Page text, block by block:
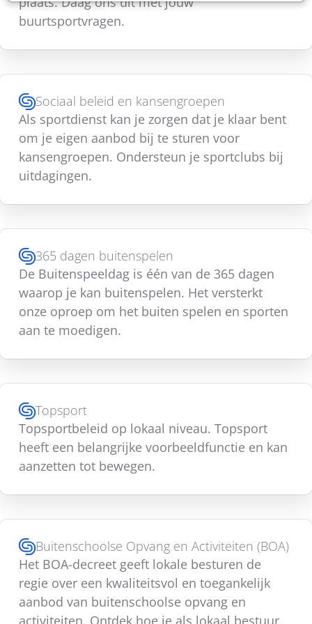
buurtsportvragen.
Sociaal beleid en kansengroepen
Als sportdienst kan je zorgen dat je klaar bent
om je eigen aanbod bij te sturen voor
kansengroepen. Ondersteun je sportclubs bij
uitdagingen.
365 dagen buitenspelen
De Buitenspeeldag is één van de 365 dagen
waarop je kan buitenspelen. Het versterkt
onze oproep om het buiten spelen en sporten
aan te moedigen.
Topsport
Topsportbeleid op lokaal niveau. Topsport
heeft een belangrijke voorbeeldfunctie en kan
aanzetten tot bewegen.
Buitenschoolse Opvang en Activiteiten (BOA)
Het BOA-decreet geeft lokale besturen de
regie over een kwaliteitsvol en toegankelijk
aanbod van buitenschoolse opvang en
activiteiten. Ontdek hoe je als lokaal bestuur